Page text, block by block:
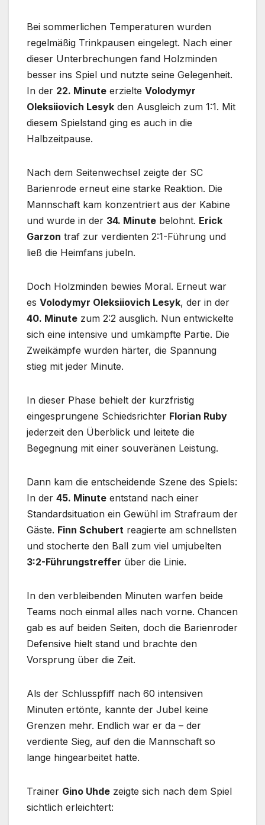
Bei sommerlichen Temperaturen wurden
regelmäßig Trinkpausen eingelegt. Nach einer
dieser Unterbrechungen fand Holzminden
besser ins Spiel und nutzte seine Gelegenheit.
In der 22. Minute erzielte Volodymyr
Oleksiiovich Lesyk den Ausgleich zum 1:1. Mit
diesem Spielstand ging es auch in die
Halbzeitpause.
Nach dem Seitenwechsel zeigte der SC
Barienrode erneut eine starke Reaktion. Die
Mannschaft kam konzentriert aus der Kabine
und wurde in der 34. Minute belohnt. Erick
Garzon traf zur verdienten 2:1-Führung und
ließ die Heimfans jubeln.
Doch Holzminden bewies Moral. Erneut war
es Volodymyr Oleksiiovich Lesyk, der in der
40. Minute zum 2:2 ausglich. Nun entwickelte
sich eine intensive und umkämpfte Partie. Die
Zweikämpfe wurden härter, die Spannung
stieg mit jeder Minute.
In dieser Phase behielt der kurzfristig
eingesprungene Schiedsrichter Florian Ruby
jederzeit den Überblick und leitete die
Begegnung mit einer souveränen Leistung.
Dann kam die entscheidende Szene des Spiels:
In der 45. Minute entstand nach einer
Standardsituation ein Gewühl im Strafraum der
Gäste. Finn Schubert reagierte am schnellsten
und stocherte den Ball zum viel umjubelten
3:2-Führungstreffer über die Linie.
In den verbleibenden Minuten warfen beide
Teams noch einmal alles nach vorne. Chancen
gab es auf beiden Seiten, doch die Barienroder
Defensive hielt stand und brachte den
Vorsprung über die Zeit.
Als der Schlusspfiff nach 60 intensiven
Minuten ertönte, kannte der Jubel keine
Grenzen mehr. Endlich war er da – der
verdiente Sieg, auf den die Mannschaft so
lange hingearbeitet hatte.
Trainer Gino Uhde zeigte sich nach dem Spiel
sichtlich erleichtert: